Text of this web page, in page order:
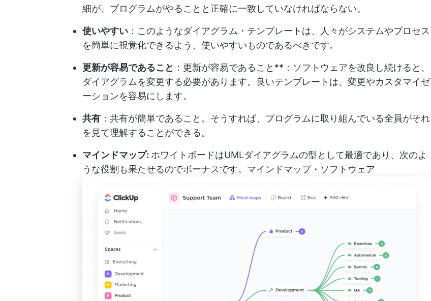
細が、プログラムがやることと正確に一致していなければならない。
使いやすい ：このようなダイアグラム・テンプレートは、人々がシステムやプロセス
を簡単に視覚化できるよう、使いやすいものであるべきです。
更新が容易であること ：更新が容易であること**：ソフトウェアを改良し続けると、
ダイアグラムを変更する必要があります。良いテンプレートは、変更やカスタマイゼ
ーションを容易にします。
共有 ：共有が簡単であること。そうすれば、プログラムに取り組んでいる全員がそれ
を見て理解することができる。
マインドマップ: ホワイトボードはUMLダイアグラムの型として最適であり、次のよ
うな役割も果たせるのでボーナスです。 マインドマップ・ソフトウェア